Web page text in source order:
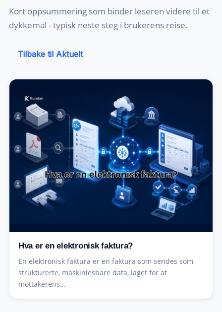
Kort oppsummering som binder leseren videre til et
dykkemal - typisk neste steg i brukerens reise.
Tilbake til Aktuelt
Hva er en elektronisk faktura?
En elektronisk faktura er en faktura som sendes som
strukturerte, maskinlesbare data, laget for at
mottakerens…